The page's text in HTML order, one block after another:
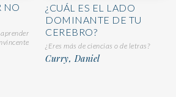
NO
¿CUÁL ES EL LADO
DOMINANTE DE TU
CEREBRO?
¿Eres más de ciencias o de letras?
Curry, Daniel